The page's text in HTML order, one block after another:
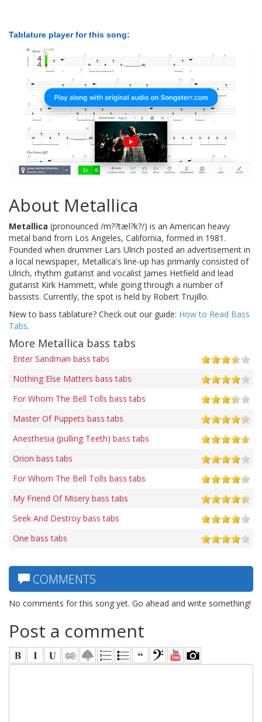
Tablature player for this song:
About Metallica
Metallica (pronounced /m??tæl?k?/) is an American heavy
metal band from Los Angeles, California, formed in 1981.
Founded when drummer Lars Ulrich posted an advertisement in
a local newspaper, Metallica's line-up has primarily consisted of
Ulrich, rhythm guitarist and vocalist James Hetfield and lead
guitarist Kirk Hammett, while going through a number of
bassists. Currently, the spot is held by Robert Trujillo.
New to bass tablature? Check out our guide: How to Read Bass
Tabs.
More Metallica bass tabs
Enter Sandman bass tabs
Nothing Else Matters bass tabs
For Whom The Bell Tolls bass tabs
Master Of Puppets bass tabs
Anesthesia (pulling Teeth) bass tabs
Orion bass tabs
For Whom The Bell Tolls bass tabs
My Friend Of Misery bass tabs
Seek And Destroy bass tabs
One bass tabs
COMMENTS
No comments for this song yet. Go ahead and write something!
Post a comment